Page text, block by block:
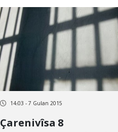
14:03 - 7 Gulan 2015
Çarenivîsa 8